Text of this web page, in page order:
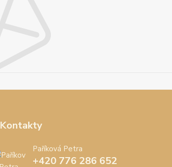
Kontakty
Paříková Petra
+420 776 286 652